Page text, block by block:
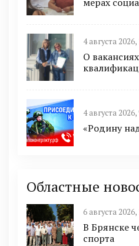
4 августа
О
4 августа 2026,
«Родину
Областные
6 августа 2026,
В Брянске
спорта